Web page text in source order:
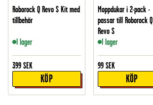
Roborock Q Revo S Kit med
tillbehör
I lager
399 SEK
KÖP
Moppdukar i 2-pack -
passar till Roborock Q
Revo S
I lager
99 SEK
KÖP